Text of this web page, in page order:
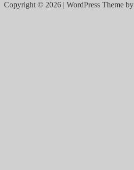
Copyright © 2026 | WordPress Theme by